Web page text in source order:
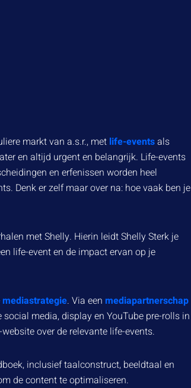
markt van a.s.r., met life-eventsals
en altijd urgent en belangrijk. Life-events
en erfenissen worden heel
Denk er zelf maar over na: hoe vaak ben je
met Shelly. Hierin leidt Shelly Sterk je
life-event en de impact ervan op je
mediastrategie. Via een mediapartnerschap
media, display en YouTube pre-rolls in
over de relevante life-events.
inclusief taalconstruct, beeldtaal en
de content te optimaliseren.